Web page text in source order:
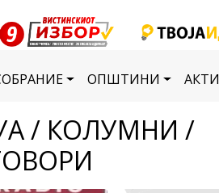
ОПШТИНИ АКТИ
/ КОЛУМНИ /